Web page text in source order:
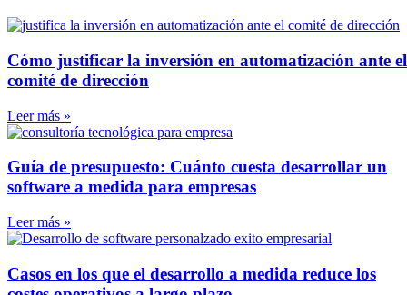
Cómo justificar la inversión en automatización ante el
comité de dirección
Leer más »
Guía de presupuesto: Cuánto cuesta desarrollar un
software a medida para empresas
Leer más »
Casos en los que el desarrollo a medida reduce los